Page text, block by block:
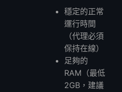
穩定的正常
運行時間
（代理必須
保持在線）
足夠的
RAM（最低
2GB，建議